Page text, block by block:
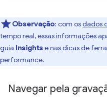
Observação: com osdados
tempo real, essas informações
guia Insightse nas dicas de
performance.
Navegar pela